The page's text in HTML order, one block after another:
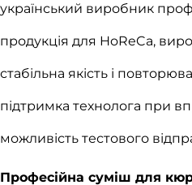
український виробник
продукція для HoReCa,
стабільна якість і
підтримка технолога при
можливість тестового
Професійна суміш для